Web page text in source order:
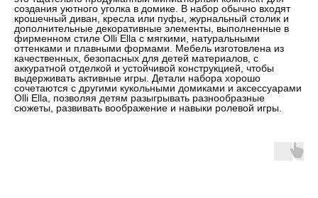
создания уютного уголка в домике. В набор обычно входят
крошечный диван, кресла или пуфы, журнальный столик и
дополнительные декоративные элементы, выполненные в
фирменном стиле Olli Ella с мягкими, натуральными
оттенками и плавными формами. Мебель изготовлена из
качественных, безопасных для детей материалов, с
аккуратной отделкой и устойчивой конструкцией, чтобы
выдерживать активные игры. Детали набора хорошо
сочетаются с другими кукольными домиками и аксессуарами
Olli Ella, позволяя детям разыгрывать разнообразные
сюжеты, развивать воображение и навыки ролевой игры.